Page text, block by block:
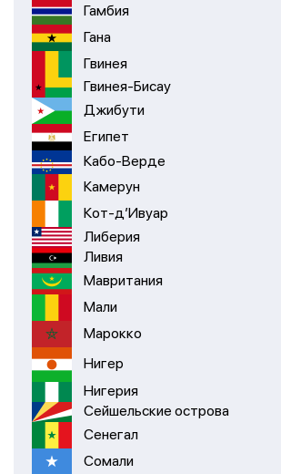
Гамбия
Гана
Гвинея
Гвинея-Бисау
Джибути
Египет
Кабо-Верде
Камерун
Кот-д’Ивуар
Либерия
Ливия
Мавритания
Мали
Марокко
Нигер
Нигерия
Сейшельские острова
Сенегал
Сомали